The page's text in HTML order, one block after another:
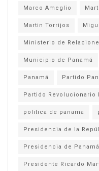
Marco Ameglio
Martin Torrijos
Ministerio de
Municipio de Panamá
Panamá Partido
Partido Revolucionario
politica de panama
Presidencia de la
Presidencia de Panamá
Presidente Ricardo